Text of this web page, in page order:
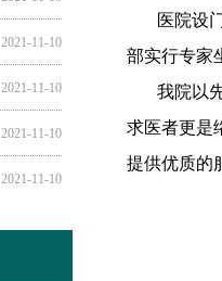
医院设门
部实行专家
我院以先
求医者更是
提供优质的
2021-11-10
2021-11-10
2021-11-10
2021-11-10